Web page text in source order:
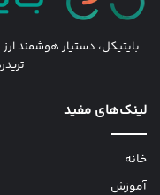
بایتیکل، دستیار هوشمند
لینک‌های مفید
خانه
آموزش